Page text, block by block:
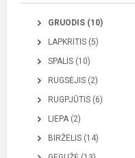
GRUODIS (10)
LAPKRITIS (5)
SPALIS (10)
RUGSĖJIS (2)
RUGPJŪTIS (6)
LIEPA (2)
BIRŽELIS (14)